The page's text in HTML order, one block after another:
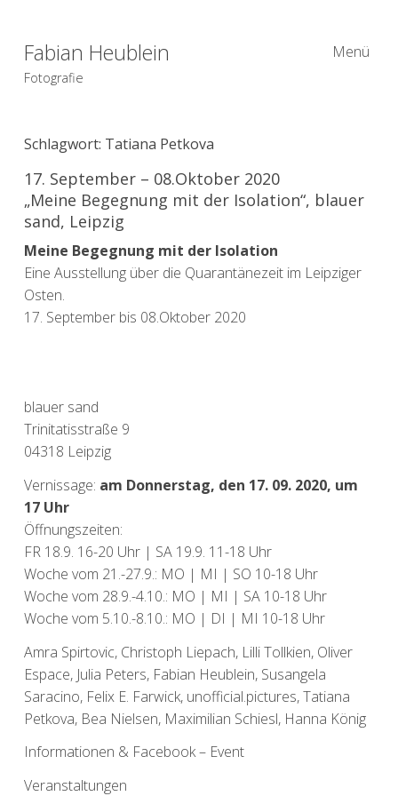
Fabian Heublein
Fotografie
Menü
Schlagwort: Tatiana Petkova
17. September – 08.Oktober 2020
„Meine Begegnung mit der Isolation“, blauer
sand, Leipzig
Meine Begegnung mit der Isolation
Eine Ausstellung über die Quarantänezeit im Leipziger
Osten.
17. September bis 08.Oktober 2020
blauer sand
Trinitatisstraße 9
04318 Leipzig
Vernissage: am Donnerstag, den 17. 09. 2020, um
17 Uhr
Öffnungszeiten:
FR 18.9. 16-20 Uhr | SA 19.9. 11-18 Uhr
Woche vom 21.-27.9.: MO | MI | SO 10-18 Uhr
Woche vom 28.9.-4.10.: MO | MI | SA 10-18 Uhr
Woche vom 5.10.-8.10.: MO | DI | MI 10-18 Uhr
Amra Spirtovic, Christoph Liepach, Lilli Tollkien, Oliver
Espace, Julia Peters, Fabian Heublein, Susangela
Saracino, Felix E. Farwick, unofficial.pictures, Tatiana
Petkova, Bea Nielsen, Maximilian Schiesl, Hanna König
Informationen & Facebook – Event
Veranstaltungen